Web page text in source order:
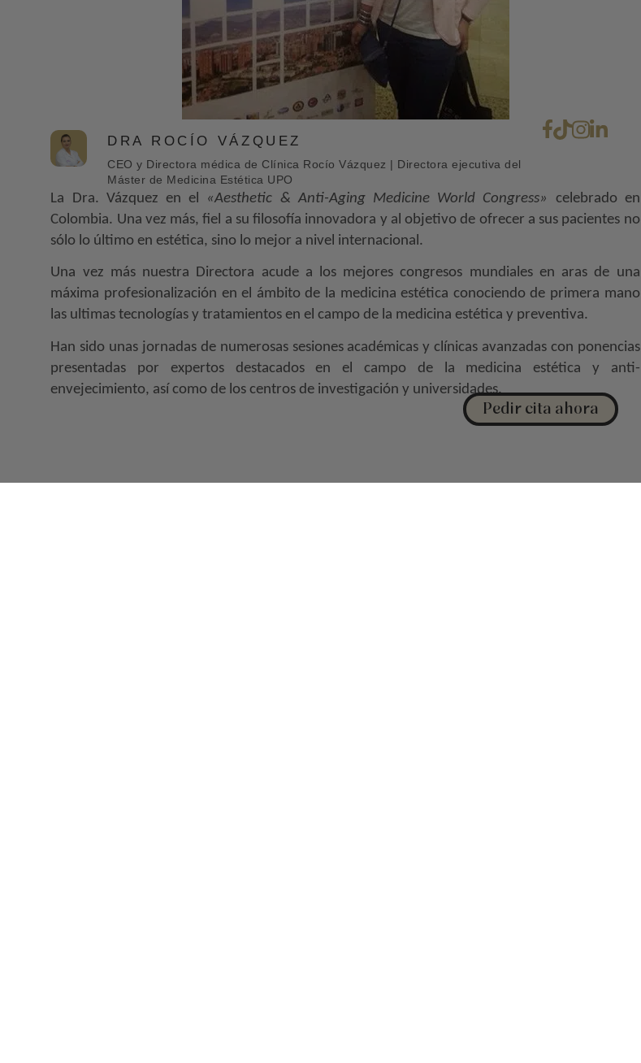
DRA ROCÍO VÁZQUEZ
CEO y Directora médica de Clínica Rocío Vázquez | Directora ejecutiva del
Máster de Medicina Estética UPO
La Dra. Vázquez en el «Aesthetic & Anti-Aging Medicine World Congress» celebrado en
Colombia. Una vez más, fiel a su filosofía innovadora y al objetivo de ofrecer a sus pacientes no
sólo lo último en estética, sino lo mejor a nivel internacional.
Una vez más nuestra Directora acude a los mejores congresos mundiales en aras de una
máxima profesionalización en el ámbito de la medicina estética conociendo de primera mano
las ultimas tecnologías y tratamientos en el campo de la medicina estética y preventiva.
Han sido unas jornadas de numerosas sesiones académicas y clínicas avanzadas con ponencias
presentadas por expertos destacados en el campo de la medicina estética y anti-
envejecimiento, así como de los centros de investigación y universidades.
Pedir cita ahora